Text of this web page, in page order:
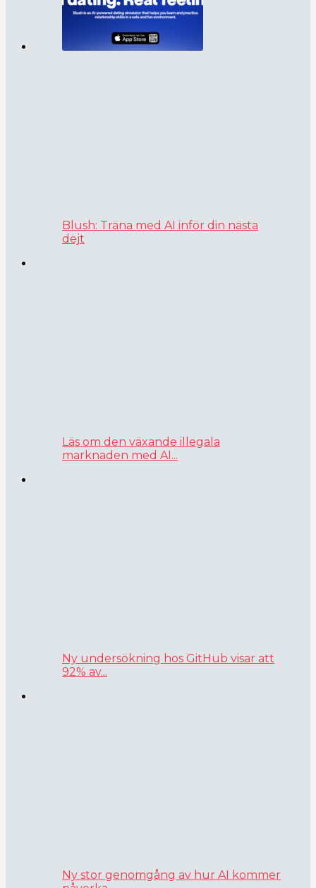
Blush: Träna med AI inför din nästa
dejt
Läs om den växande illegala
marknaden med AI...
Ny undersökning hos GitHub visar att
92% av...
Ny stor genomgång av hur AI kommer